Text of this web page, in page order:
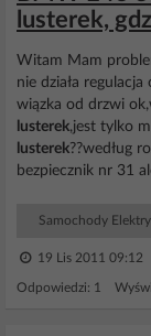
lusterek,
Witam Mam
nie działa regulacja
wiązka od drzwi
lusterek,jest tylko
lusterek??według
bezpiecznik nr 31
Samochody
19 Lis 2011 09:12
Odpowiedzi: 1